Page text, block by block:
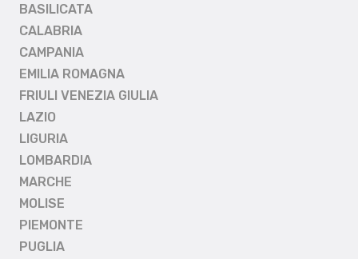
BASILICATA
CALABRIA
CAMPANIA
EMILIA ROMAGNA
FRIULI VENEZIA GIULIA
LAZIO
LIGURIA
LOMBARDIA
MARCHE
MOLISE
PIEMONTE
PUGLIA